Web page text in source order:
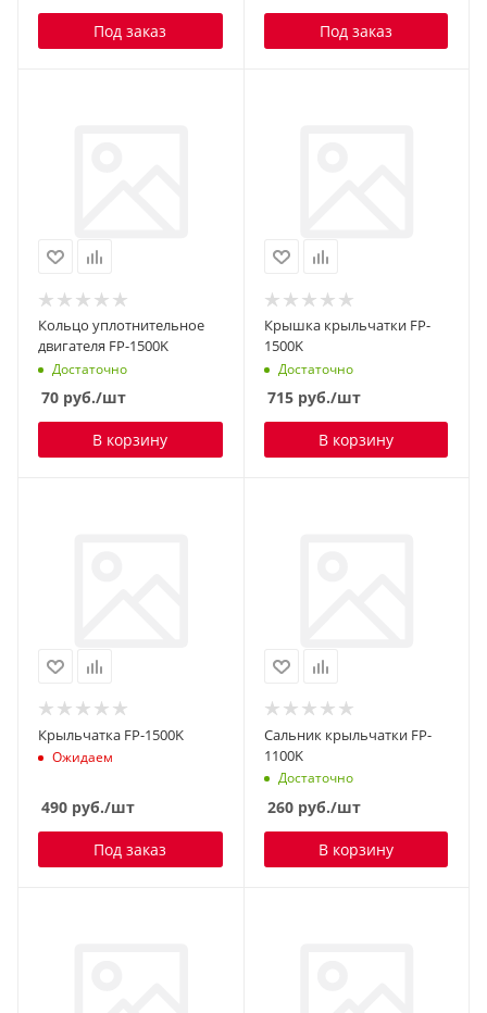
Под заказ Под заказ
Кольцо уплотнительное
двигателя FP-1500K
Достаточно
70 руб./шт
В корзину
Крышка крыльчатки FP-
1500K
Достаточно
715руб./шт
В корзину
Крыльчатка FP-1500K
Ожидаем
490 руб./шт
Под заказ
Сальник крыльчатки FP-
1100K
Достаточно
260руб./шт
В корзину